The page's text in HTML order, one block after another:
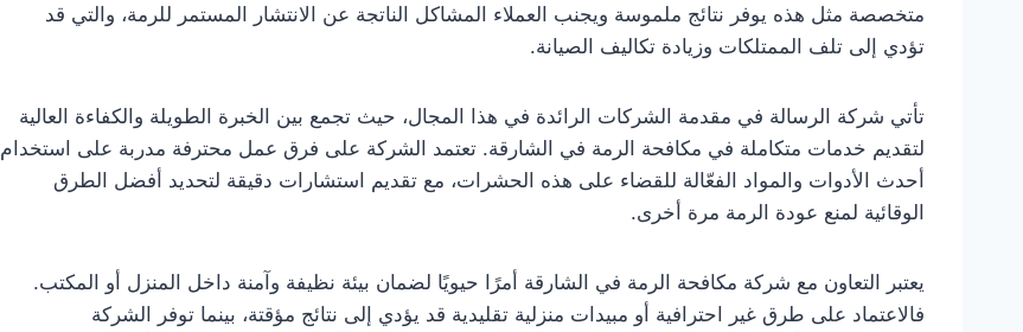
متخصصة مثل هذه يوفر نتائج ملموسة ويجنب العملاء المشاكل الناتجة عن الانتشار المستمر للرمة، والتي قد
تؤدي إلى تلف الممتلكات وزيادة تكاليف الصيانة.
تأتي شركة الرسالة في مقدمة الشركات الرائدة في هذا المجال، حيث تجمع بين الخبرة الطويلة والكفاءة العالية
لتقديم خدمات متكاملة في مكافحة الرمة في الشارقة. تعتمد الشركة على فرق عمل محترفة مدربة على استخدام
أحدث الأدوات والمواد الفعّالة للقضاء على هذه الحشرات، مع تقديم استشارات دقيقة لتحديد أفضل الطرق
الوقائية لمنع عودة الرمة مرة أخرى.
يعتبر التعاون مع شركة مكافحة الرمة في الشارقة أمرًا حيويًا لضمان بيئة نظيفة وآمنة داخل المنزل أو المكتب.
فالاعتماد على طرق غير احترافية أو مبيدات منزلية تقليدية قد يؤدي إلى نتائج مؤقتة، بينما توفر الشركة